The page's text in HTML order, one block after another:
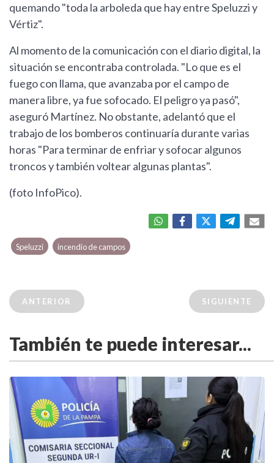
quemando "toda la arboleda que hay entre Speluzzi y
Vértiz".
Al momento de la comunicación con el diario digital, la
situación se encontraba controlada. "Lo que es el
fuego con llama, que avanzaba por el campo de
manera libre, ya fue sofocado. El peligro ya pasó",
aseguró Martínez. No obstante, adelantó que el
trabajo de los bomberos continuaría durante varias
horas "Para terminar de enfriar y sofocar algunos
troncos y también voltear algunas plantas".
(foto InfoPico).
Speluzzi incendio de campos
ANTERIOR SIGUIENTE
También te puede interesar...